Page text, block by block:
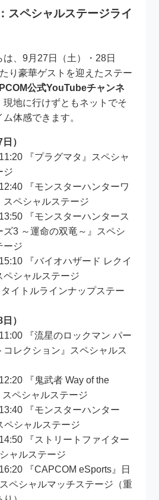
スペシャルステージライ
、9月27日（土）・28日
り豪華ゲストを迎えたステー
公式YouTubeチャンネ
現地に行けずともネットでそ
体感できます。
）
『プラグマタ』スペシャ
ジ
『モンスターハンターワ
スペシャルステージ
『モンスターハンタース
ズ3 ～運命の双竜～』スペシ
ージ
『バイオハザード レクイ
ペシャルステージ
イトルラインナップステー
）
『流星のロックマン パー
コレクション』スペシャルス
『鬼武者 Way of the
スペシャルステージ
『モンスターハンター
ペシャルステージ
『ストリートファイター
ャルステージ
『CAPCOM eSports』日
ペシャルマッチステージ（重